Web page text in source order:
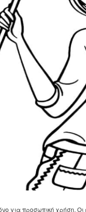
για προσωπική χρήση. Οι